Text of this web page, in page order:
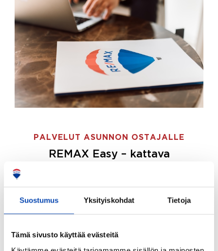
Suostumus Yksityiskohdat Tietoja
Tämä sivusto käyttää evästeitä
PALVELUT ASUNNON OSTAJALLE
REMAX Easy – kattava
ostajille.
Tee ostotoimeksianto ja etsimme juuri